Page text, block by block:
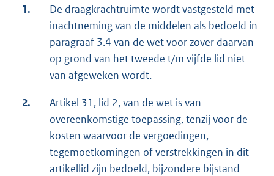
1.
De draagkrachtruimte wordt vastgesteld met
inachtneming van de middelen als bedoeld in
paragraaf 3.4 van de wet voor zover daarvan
op grond van het tweede t/m vijfde lid niet
van afgeweken wordt.
2.
Artikel 31, lid 2, van de wet is van
overeenkomstige toepassing, tenzij voor de
kosten waarvoor de vergoedingen,
tegemoetkomingen of verstrekkingen in dit
artikellid zijn bedoeld, bijzondere bijstand